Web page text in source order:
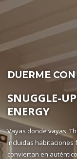
DUERME
SNUGGLE-
ENERGY
Vayas donde vayas,
incluidas
conviertan en